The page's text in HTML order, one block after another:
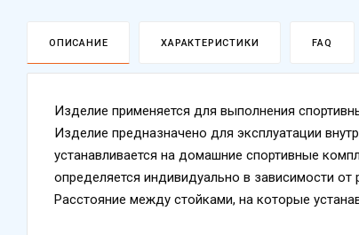
ОПИСАНИЕ ХАРАКТЕРИСТИКИ FAQ
Изделие применяется для выполнения
Изделие предназначено для эксплуатации
устанавливается на домашние спортивные
определяется индивидуально в зависимости от
Расстояние между стойками, на которые